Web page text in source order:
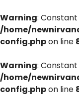
Warning:
/home/
config.phpon line
Warning: Constant
/home/
config.phpon line